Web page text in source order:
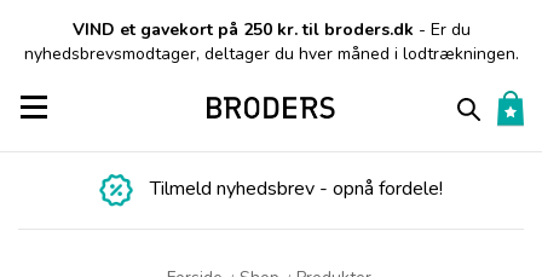
VIND et gavekort på 250 kr. til broders.dk - Er du
nyhedsbrevsmodtager, deltager du hver måned i lodtrækningen.
Toggle navigation
Tilmeld nyhedsbrev - opnå fordele!